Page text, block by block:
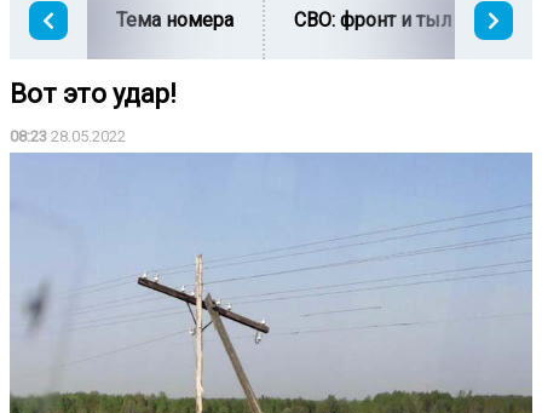
Тема номера СВО: фронт и тыл
Вот это удар!
08:23 28.05.2022